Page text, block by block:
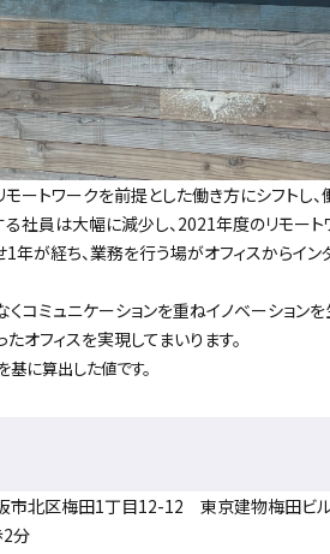
ートワークを前提とした働き方にシフトし
る社員は大幅に減少し、2021年度のリモー
年が経ち、業務を行う場がオフィスからイ
コミュニケーションを重ねイノベーション
オフィスを実現してまいります。
に算出した値です。
北区梅田1丁目12-12 東京建物梅田ビ
2分